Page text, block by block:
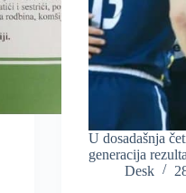
U dosadašnja
generacija
Desk